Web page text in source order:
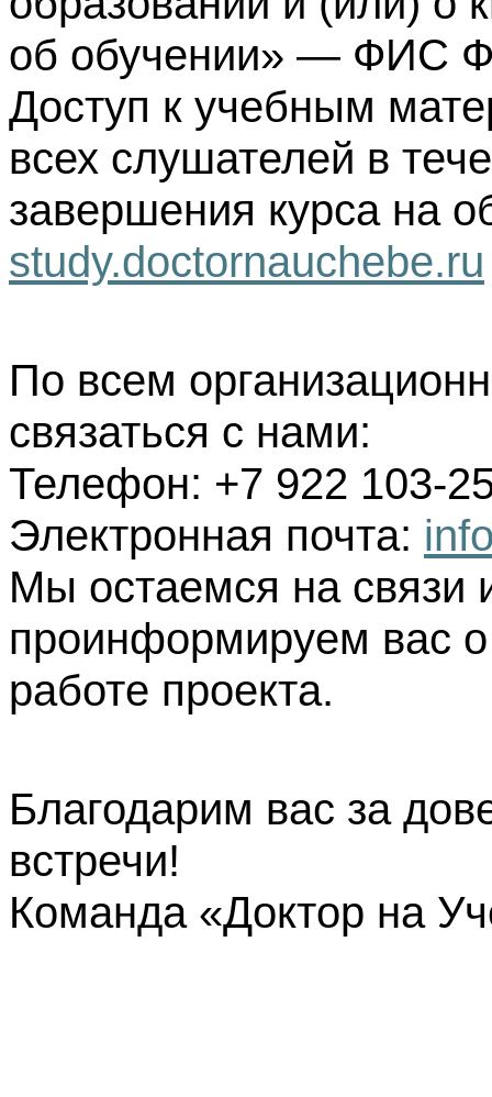
об обучении» — ФИС
Доступ к учебным
всех слушателей в
завершения курса на
study.doctornauchebe.ru
По всем
связаться с нами:
Телефон: +7 922 103-
Электронная почта:
Мы остаемся на связи
проинформируем вас
работе проекта.
Благодарим вас за
встречи!
Команда «Доктор на